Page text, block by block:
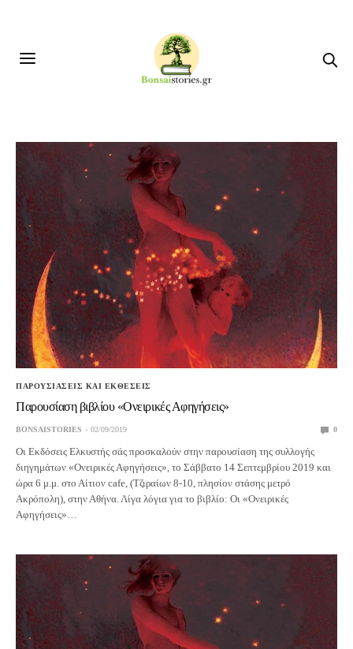
ΠΑΡΟΥΣΙΑΣΕΙΣ ΚΑΙ ΕΚΘΕΣΕΙΣ
Παρουσίαση βιβλίου «Ονειρικές Αφηγήσεις»
BONSAISTORIES 02/09/2019 0
Οι Εκδόσεις Ελκυστής σάς προσκαλούν στην παρουσίαση της συλλογής
διηγημάτων «Ονειρικές Αφηγήσεις», το Σάββατο 14 Σεπτεμβρίου 2019 και
ώρα 6 μ.μ. στο Αίτιον cafe, (Τζιραίων 8-10, πλησίον στάσης μετρό
Ακρόπολη), στην Αθήνα. Λίγα λόγια για το βιβλίο: Οι «Ονειρικές
Αφηγήσεις»…